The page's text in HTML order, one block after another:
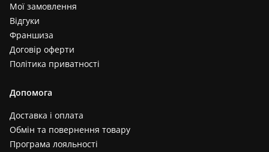
Мої замовлення
Відгуки
Франшиза
Договір оферти
Політика приватності
Допомога
Доставка і оплата
Обмін та повернення товару
Програма лояльності